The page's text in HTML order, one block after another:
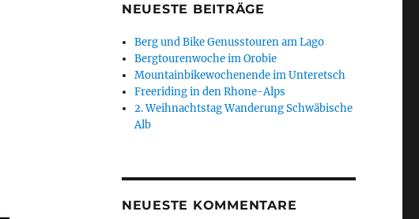
NEUESTE BEITRÄGE
Berg und Bike Genusstouren am Lago
Bergtourenwoche im Orobie
Mountainbikewochenende im Unteretsch
Freeriding in den Rhone-Alps
2. Weihnachtstag Wanderung Schwäbische
Alb
NEUESTE KOMMENTARE